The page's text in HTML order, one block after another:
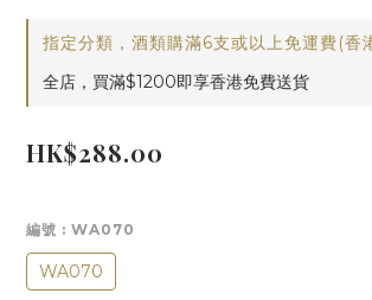
指定分類，酒類購滿6支或以上免運費(香
全店，買滿$1200即享香港免費送貨
HK$288.00
編號 : WA070
WA070